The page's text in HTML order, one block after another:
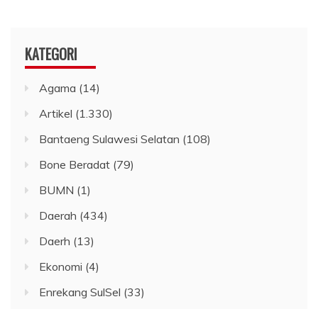
KATEGORI
Agama (14)
Artikel (1.330)
Bantaeng Sulawesi Selatan (108)
Bone Beradat (79)
BUMN (1)
Daerah (434)
Daerh (13)
Ekonomi (4)
Enrekang SulSel (33)